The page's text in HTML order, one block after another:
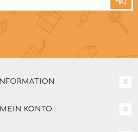
INFORMATION
MEIN KONTO